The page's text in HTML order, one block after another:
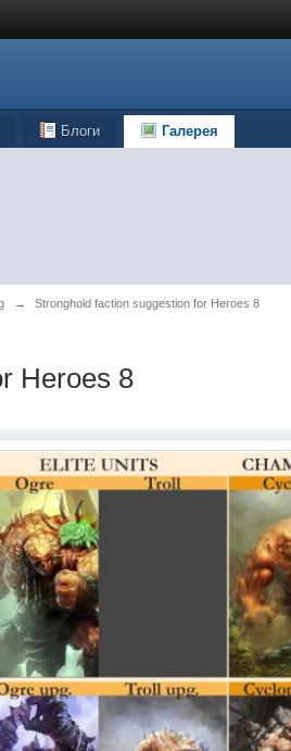
Блоги Галерея
→ Stronghold faction suggestion for Heroes 8
Heroes 8